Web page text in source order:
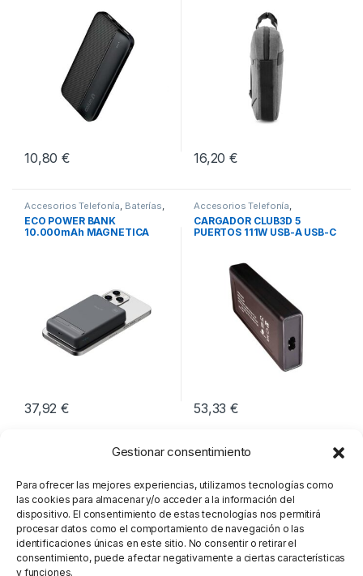
Gestionar consentimiento
Para ofrecer las mejores experiencias, utilizamos tecnologías como
las cookies para almacenar y/o acceder a la información del
dispositivo. El consentimiento de estas tecnologías nos permitirá
procesar datos como el comportamiento de navegación o las
identificaciones únicas en este sitio. No consentir o retirar el
consentimiento, puede afectar negativamente a ciertas características
y funciones.
10,80€ 16,20€
Accesorios Telefonía, Baterías,
Movilidad
ECO POWER BANK
10.000mAh MAGNETICA
37,92€
Accesorios Telefonía,
Cargadores Smartphones
Movilidad
CARGADOR CLUB3D 5
PUERTOS 111W USB-A USB-C
53,33€